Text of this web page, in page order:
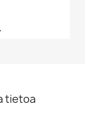
tietoa